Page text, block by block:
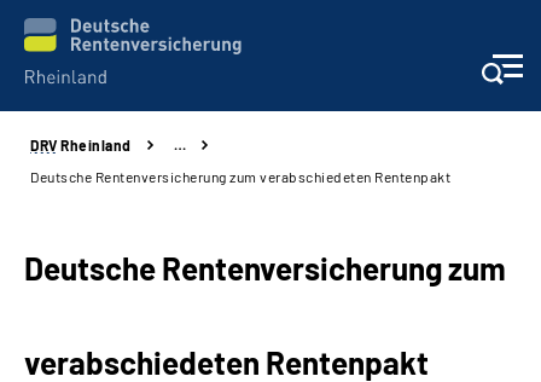
Aktuelles
Klinikverbund
DRV Rheinland
…
Deutsche Rentenversicherung zum verabschiedeten Rentenpakt
Deutsche Rentenversicherung zum
verabschiedeten Rentenpakt